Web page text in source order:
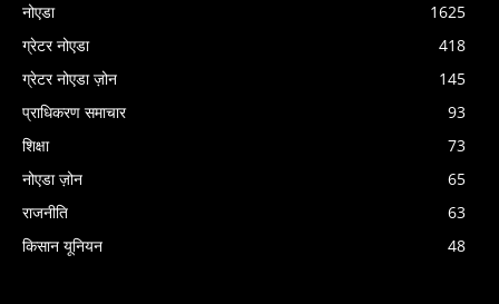
नोएडा
1625
ग्रेटर नोएडा
418
ग्रेटर नोएडा ज़ोन
145
प्राधिकरण समाचार
93
शिक्षा
73
नोएडा ज़ोन
65
राजनीति
63
किसान यूनियन
48